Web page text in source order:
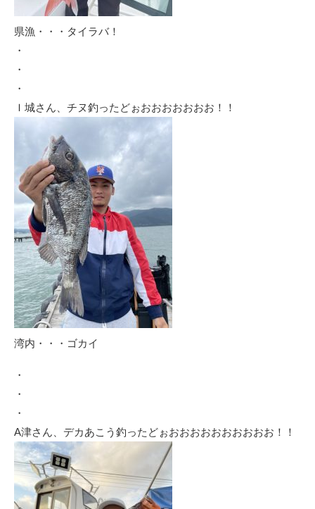
県漁・・・タイラバ！
・
・
・
Ｉ城さん、チヌ釣ったどぉおおおおおおお！！
湾内・・・ゴカイ
・
・
・
A津さん、デカあこう釣ったどぉおおおおおおおおおお！！